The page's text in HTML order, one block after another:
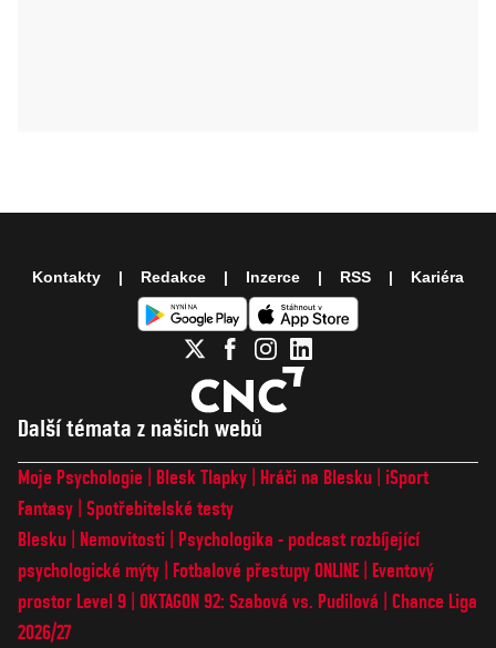
Další témata z našich webů
Moje Psychologie Blesk Tlapky Hráči na Blesku
iSport
Fantasy Spotřebitelské testy
Blesku
Nemovitosti
Psychologika - podcast rozbíjející
psychologické mýty
Fotbalové přestupy ONLINE
Eventový
prostor Level 9 OKTAGON 92: Szabová vs. Pudilová
Chance Liga
2026/27
Kontakty Redakce Inzerce RSS Kariéra